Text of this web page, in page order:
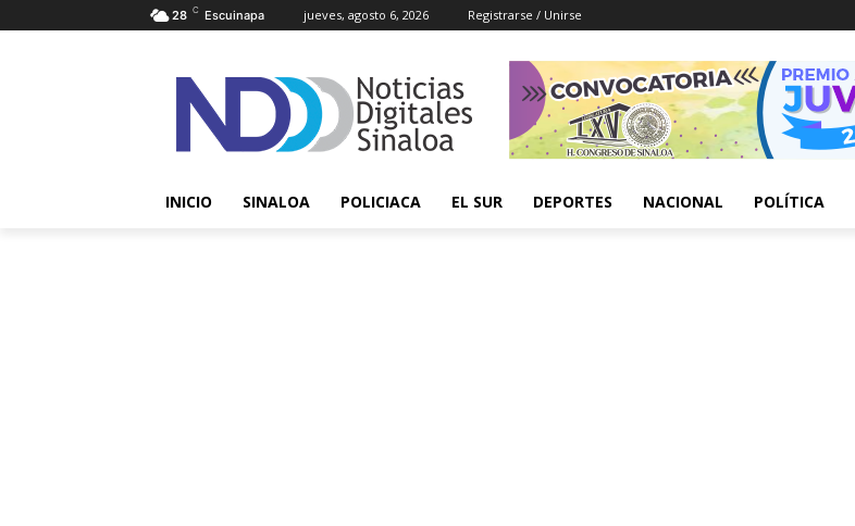
28 C Escuinapa jueves, agosto 6, 2026 Registrarse / Unirse
INICIO SINALOA POLICIACA EL SUR DEPORTES NACIONAL POLÍTICA